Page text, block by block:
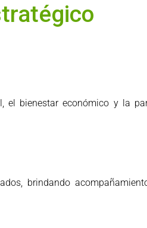
bienestar económico y la
brindando